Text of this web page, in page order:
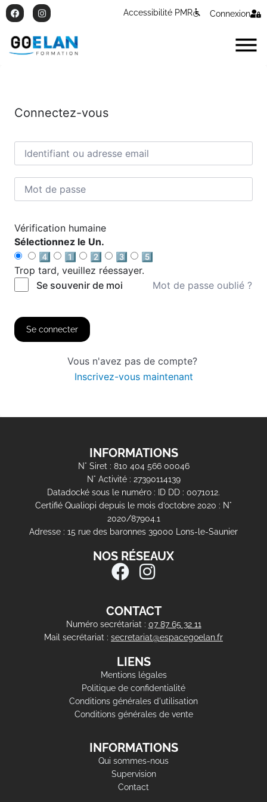
Accessibilité PMR Connexion
Connectez-vous
Vérification humaine
Sélectionnez le Un.
4️⃣
1️⃣ 2️⃣ 3️⃣
5️⃣
Trop tard, veuillez réessayer.
Se souvenir de moi
Mot de passe oublié ?
Se connecter
Vous n'avez pas de compte?
Inscrivez-vous maintenant
INFORMATIONS
N° Siret : 810 404 566 00046
N° Activité : 27390114139
Datadocké sous le numéro : ID DD : 0071012.
Certifié Qualiopi depuis le mois d’octobre 2020 : N°
2020/87904.1
Adresse : 15 rue des baronnes 39000 Lons-le-Saunier
NOS RÉSEAUX
CONTACT
Numéro secrétariat : 07 87 65 32 11
Mail secrétariat : secretariat@espacegoelan.fr
LIENS
Mentions légales
Politique de confidentialité
Conditions générales d'utilisation
Conditions générales de vente
INFORMATIONS
Qui sommes-nous
Supervision
Contact